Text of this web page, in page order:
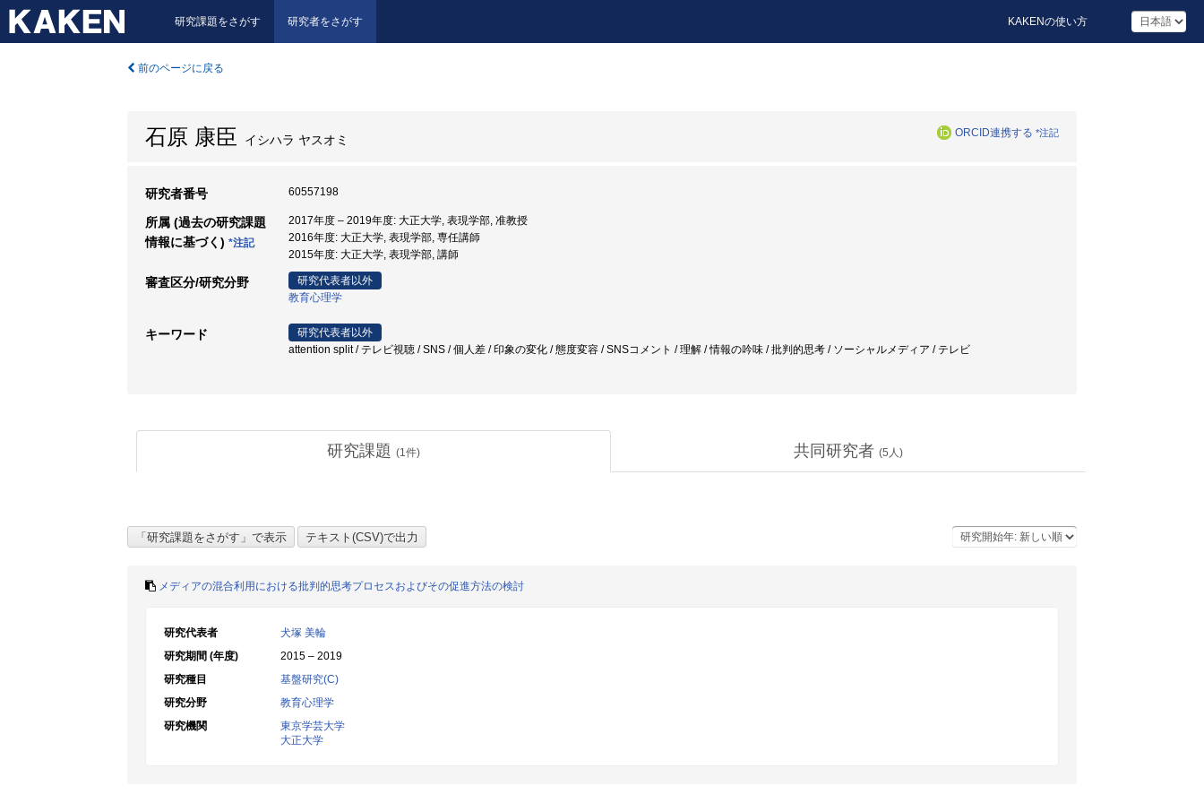
研究課題をさがす 研究者をさがす KAKENの使い方
前のページに戻る
石原 康臣 イシハラ ヤスオミ ORCID連携する *注記
研究者番号 60557198
所属 (過去の研究課題
情報に基づく) *注記
2017年度 – 2019年度: 大正大学, 表現学部, 准教授
2016年度: 大正大学, 表現学部, 専任講師
2015年度: 大正大学, 表現学部, 講師
審査区分/研究分野
研究代表者以外
教育心理学
キーワード
研究代表者以外
attention split / テレビ視聴 / SNS / 個人差 / 印象の変化 / 態度変容 / SNSコメント / 理解 / 情報の吟味 / 批判的思考 / ソーシャルメディア / テレビ
研究課題 (1件) 共同研究者 (5 人)
メディアの混合利用における批判的思考プロセスおよびその促進方法の検討
研究代表者
犬塚 美輪
研究期間 (年度)
2015 – 2019
研究種目
基盤研究(C)
研究分野
教育心理学
研究機関
東京学芸大学
大正大学